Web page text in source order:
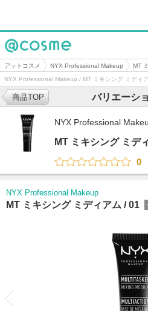
@cosme
アットコスメ NYX Professional Makeup MT
NYX Professional Makeup / MT ミキシング ミディ
バリエーシ
商品TOP
NYX Professional
MT ミキシング ミデ
0
NYX Professional Makeup
MT ミキシング ミディアム /01